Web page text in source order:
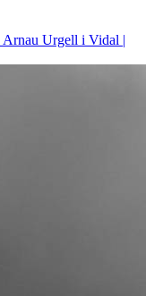
Arnau Urgell i Vidal |